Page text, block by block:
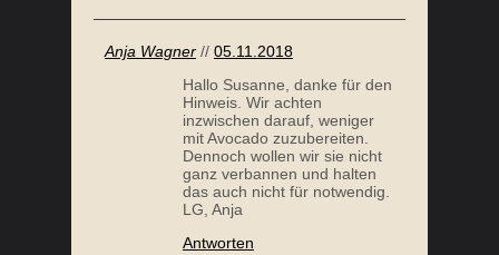
Anja Wagner // 05.11.2018
Hallo Susanne, danke für den
Hinweis. Wir achten
inzwischen darauf, weniger
mit Avocado zuzubereiten.
Dennoch wollen wir sie nicht
ganz verbannen und halten
das auch nicht für notwendig.
LG, Anja
Antworten